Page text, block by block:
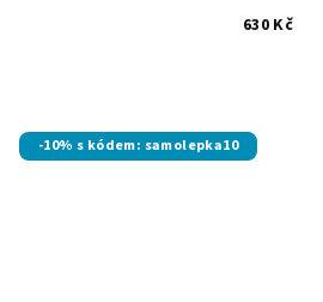
630 Kč
-10% s kódem: samolepka10